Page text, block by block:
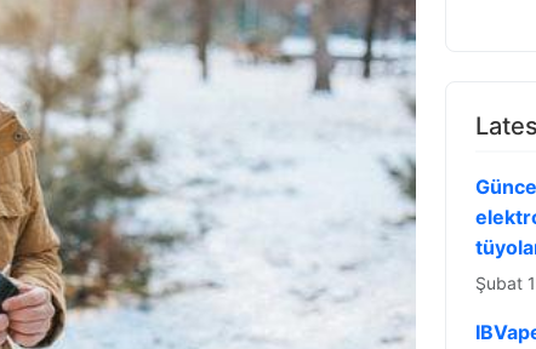
Şubat